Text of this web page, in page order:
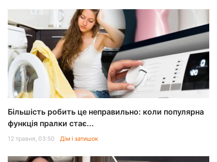
Більшість робить це неправильно: коли популярна
функція пралки стає...
12 травня, 03:50 Дім і затишок